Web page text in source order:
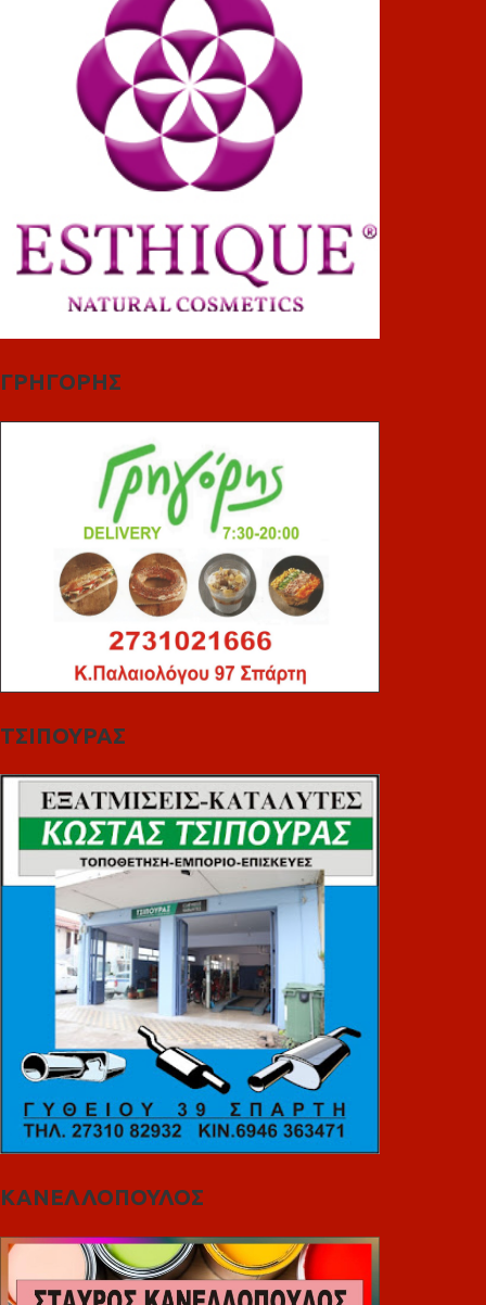
ΓΡΗΓΟΡΗΣ
ΤΣΙΠΟΥΡΑΣ
ΚΑΝΕΛΛΟΠΟΥΛΟΣ